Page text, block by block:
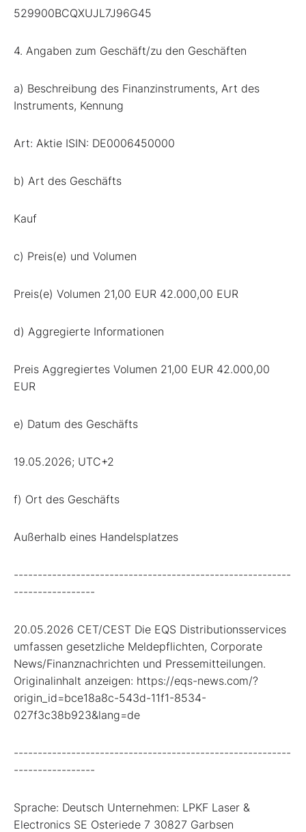
529900BCQXUJL7J96G45
4. Angaben zum Geschäft/zu den Geschäften
a) Beschreibung des Finanzinstruments, Art des
Instruments, Kennung
Art: Aktie ISIN: DE0006450000
b) Art des Geschäfts
Kauf
c) Preis(e) und Volumen
Preis(e) Volumen 21,00 EUR 42.000,00 EUR
d) Aggregierte Informationen
Preis Aggregiertes Volumen 21,00 EUR 42.000,00
EUR
e) Datum des Geschäfts
19.05.2026; UTC+2
f) Ort des Geschäfts
Außerhalb eines Handelsplatzes
----------------------------------------------------------
-----------------
20.05.2026 CET/CEST Die EQS Distributionsservices
umfassen gesetzliche Meldepflichten, Corporate
News/Finanznachrichten und Pressemitteilungen.
Originalinhalt anzeigen: https://eqs-news.com/?
origin_id=bce18a8c-543d-11f1-8534-
027f3c38b923&lang=de
----------------------------------------------------------
-----------------
Sprache: Deutsch Unternehmen: LPKF Laser &
Electronics SE Osteriede 7 30827 Garbsen